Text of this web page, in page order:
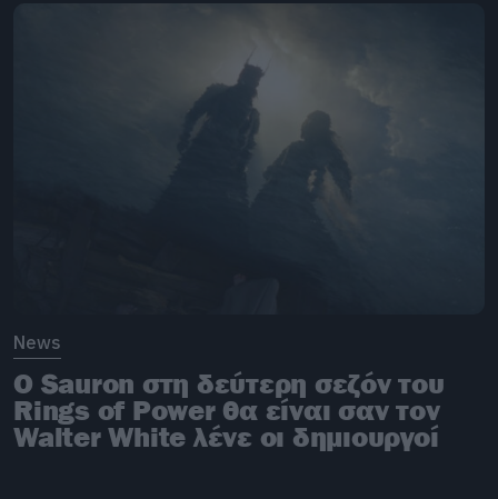
News
O Sauron στη δεύτερη σεζόν του
Rings of Power θα είναι σαν τον
Walter White λένε οι δημιουργοί